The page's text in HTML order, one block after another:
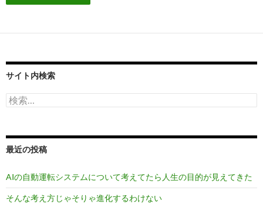
サイト内検索
検
索:
最近の投稿
AIの自動運転システムについて考えてたら人生の目的が見えてきた
そんな考え方じゃそりゃ進化するわけない